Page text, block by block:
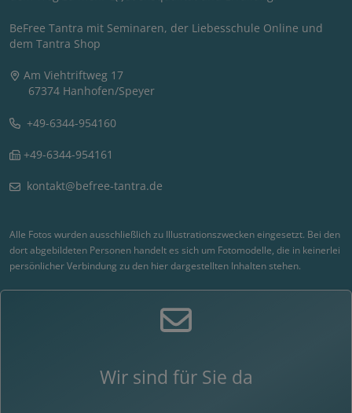
BeFree Tantra mit Seminaren, der Liebesschule Online und
dem Tantra Shop
Am Viehtriftweg 17
67374 Hanhofen/Speyer
+49-6344-954160
+49-6344-954161
kontakt@befree-tantra.de
Alle Fotos wurden ausschließlich zu Illustrationszwecken eingesetzt. Bei den
dort abgebildeten Personen handelt es sich um Fotomodelle, die in keinerlei
persönlicher Verbindung zu den hier dargestellten Inhalten stehen.
Wir sind für Sie da